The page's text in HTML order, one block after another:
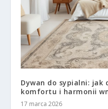
Dywan do sypialni: jak
komfortu i harmonii
17 marca 2026